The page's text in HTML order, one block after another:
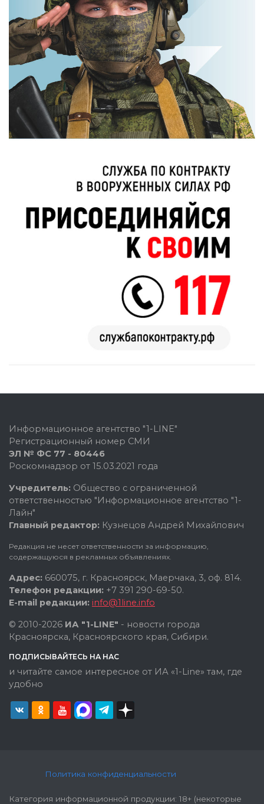
Информационное агентство "1-LINE"
Регистрационный номер СМИ
ЭЛ № ФС 77 - 80446
Роскомнадзор от 15.03.2021 года
Учредитель: Общество с ограниченной
ответственностью "Информационное агентство "1-
Лайн"
Главный редактор: Кузнецов Андрей Михайлович
Редакция не несет ответственности за информацию,
содержащуюся в рекламных объявлениях.
Адрес: 660075, г. Красноярск, Маерчака, 3, оф. 814.
Телефон редакции: +7 391 290-69-50.
E-mail редакции: info@1line.info
© 2010-2026 ИА "1-LINE" - новости города
Красноярска, Красноярского края, Сибири.
ПОДПИСЫВАЙТЕСЬ НА НАС
и читайте самое интересное от ИА «1-Line» там, где
удобно
Политика конфиденциальности
Категория информационной продукции: 18+ (некоторые